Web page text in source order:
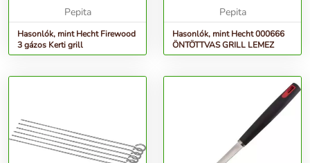
Pepita
Hasonlók, mint Hecht Firewood
3 gázos Kerti grill
Pepita
Hasonlók, mint Hecht 000666
ÖNTÖTTVAS GRILL LEMEZ